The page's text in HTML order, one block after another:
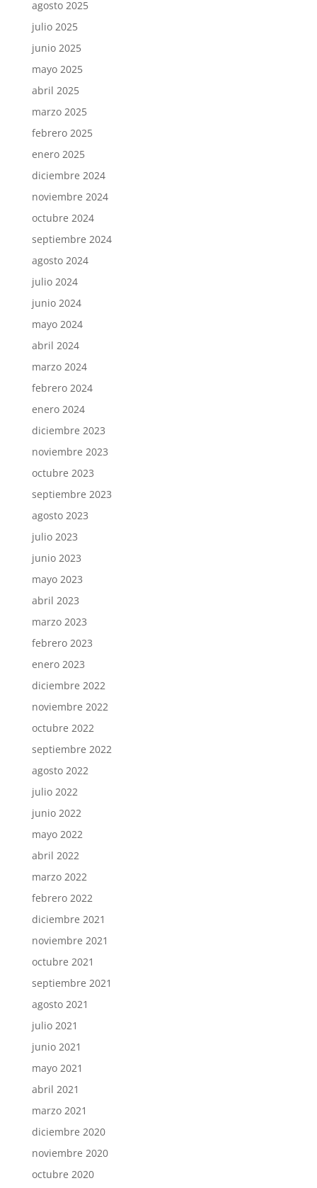
agosto 2025
julio 2025
junio 2025
mayo 2025
abril 2025
marzo 2025
febrero 2025
enero 2025
diciembre 2024
noviembre 2024
octubre 2024
septiembre 2024
agosto 2024
julio 2024
junio 2024
mayo 2024
abril 2024
marzo 2024
febrero 2024
enero 2024
diciembre 2023
noviembre 2023
octubre 2023
septiembre 2023
agosto 2023
julio 2023
junio 2023
mayo 2023
abril 2023
marzo 2023
febrero 2023
enero 2023
diciembre 2022
noviembre 2022
octubre 2022
septiembre 2022
agosto 2022
julio 2022
junio 2022
mayo 2022
abril 2022
marzo 2022
febrero 2022
diciembre 2021
noviembre 2021
octubre 2021
septiembre 2021
agosto 2021
julio 2021
junio 2021
mayo 2021
abril 2021
marzo 2021
diciembre 2020
noviembre 2020
octubre 2020